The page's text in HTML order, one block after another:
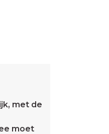
met de
moet